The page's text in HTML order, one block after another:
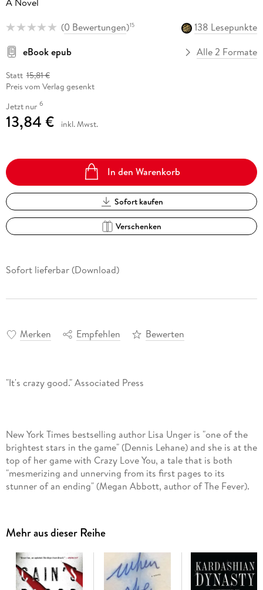
(0 Bewertungen)15
138 Lesepunkte
eBook epub
Alle 2 Formate
Statt 15,81 €
Preis vom Verlag gesenkt
Jetzt nur 6
13,84 € inkl. Mwst.
In den Warenkorb
Sofort kaufen
Verschenken
Sofort lieferbar (Download)
Merken Empfehlen Bewerten
New York Times bestselling author Lisa Unger is "one of the
brightest stars in the game" (Dennis Lehane) and she is at the
top of her game with Crazy Love You, a tale that is both
"mesmerizing and unnerving from its first pages to its
"The pages fly by as Ian, the most unreliable narrator since
Nick Dunne in Gone Girl leads us on a wild ride in this superb
psychological thriller." Booklist (starred review)
Mehr aus dieser Reihe